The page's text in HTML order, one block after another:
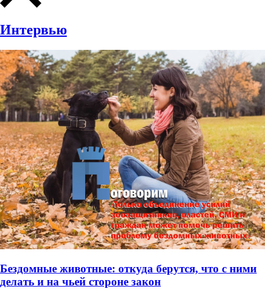
Интервью
Бездомные животные: откуда берутся, что с ними
делать и на чьей стороне закон